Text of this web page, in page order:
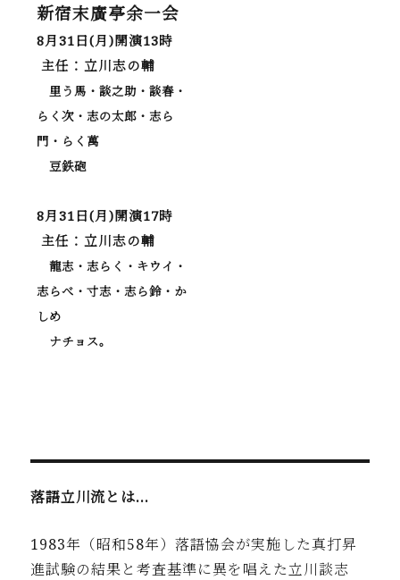
新宿末廣亭余一会
8月31日(月)開演13時
主任：立川志の輔
里う馬・談之助・談春・
らく次・志の太郎・志ら
門・らく萬
豆鉄砲
8月31日(月)開演17時
主任：立川志の輔
龍志・志らく・キウイ・
志らべ・寸志・志ら鈴・か
しめ
ナチョス。
落語立川流とは…
1983年（昭和58年）落語協会が実施した真打昇
進試験の結果と考査基準に異を唱えた立川談志